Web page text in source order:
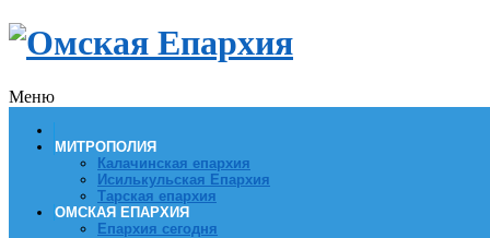
Меню
МИТРОПОЛИЯ
Калачинская епархия
Исилькульская Епархия
Тарская епархия
ОМСКАЯ ЕПАРХИЯ
Епархия сегодня